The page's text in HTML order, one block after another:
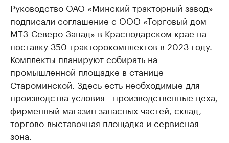
Руководство ОАО «Минский тракторный завод»
подписали соглашение с ООО «Торговый дом
МТЗ-Северо-Запад» в Краснодарском крае на
поставку 350 тракторокомплектов в 2023 году.
Комплекты планируют собирать на
промышленной площадке в станице
Староминской. Здесь есть необходимые для
производства условия - производственные цеха,
фирменный магазин запасных частей, склад,
торгово-выставочная площадка и сервисная
зона.